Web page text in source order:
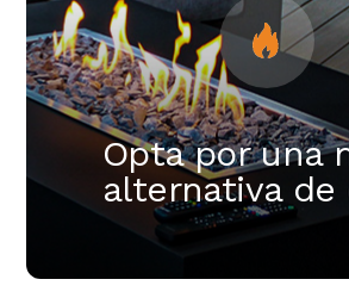
Opta por una
alternativa de